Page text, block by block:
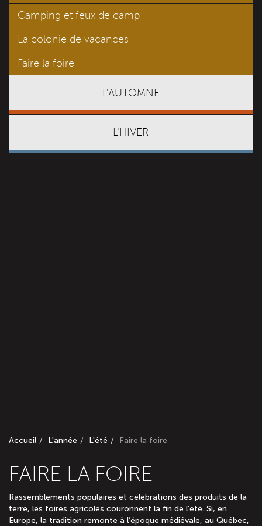
Camping et feux de camp
La colonie de vacances
Faire la foire
L'AUTOMNE
L'HIVER
Accueil L'année L'été Faire la foire
FAIRE LA FOIRE
Rassemblements populaires et célébrations des produits de la
terre, les foires agricoles couronnent la fin de l’été. Si, en
Europe, la tradition remonte à l’époque médiévale, au Québec,